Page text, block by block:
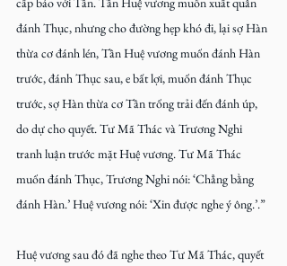
đánh Thục, nhưng cho đường hẹp khó đi, lại sợ Hàn
thừa cơ đánh lén, Tần Huệ vương muốn đánh Hàn
trước, đánh Thục sau, e bất lợi, muốn đánh Thục
trước, sợ Hàn thừa cơ Tần trống trải đến đánh úp,
do dự cho quyết. Tư Mã Thác và Trương Nghi
tranh luận trước mặt Huệ vương. Tư Mã Thác
muốn đánh Thục, Trương Nghi nói: ‘Chẳng bằng
đánh Hàn.’ Huệ vương nói: ‘Xin được nghe ý ông.’.”
Huệ vương sau đó đã nghe theo Tư Mã Thác, quyết